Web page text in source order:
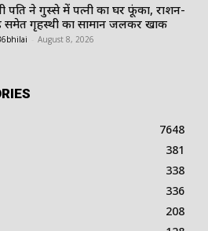
पति ने गुस्से में पत्नी का घर फूंका, राशन-
गृहस्थी का सामान जलकर खाक
August 8, 2026
7648
381
338
336
208